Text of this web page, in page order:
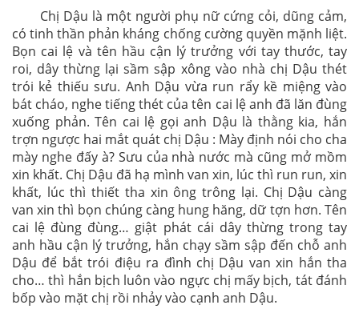
Chị Dậu là một người phụ nữ cứng cỏi, dũng cảm,
có tinh thần phản kháng chống cường quyền mặnh liệt.
Bọn cai lệ và tên hầu cận lý trưởng với tay thước, tay
roi, dây thừng lại sầm sập xông vào nhà chị Dậu thét
trói kẻ thiếu sưu. Anh Dậu vừa run rẩy kề miệng vào
bát cháo, nghe tiếng thét của tên cai lệ anh đã lăn đùng
xuống phản. Tên cai lệ gọi anh Dậu là thằng kia, hắn
trợn ngược hai mắt quát chị Dậu : Mày định nói cho cha
mày nghe đấy à? Sưu của nhà nước mà cũng mở mồm
xin khất. Chị Dậu đã hạ mình van xin, lúc thì run run, xin
khất, lúc thì thiết tha xin ông trông lại. Chị Dậu càng
van xin thì bọn chúng càng hung hăng, dữ tợn hơn. Tên
cai lệ đùng đùng… giật phát cái dây thừng trong tay
anh hầu cận lý trưởng, hắn chạy sầm sập đến chỗ anh
Dậu để bắt trói điệu ra đình chị Dậu van xin hắn tha
cho… thì hắn bịch luôn vào ngực chị mấy bịch, tát đánh
bốp vào mặt chị rồi nhảy vào cạnh anh Dậu.